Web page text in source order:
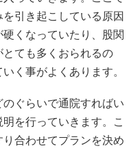
引き起こしている原因
くなっていたり、股関
ても多くおられるの
く事がよくあります。
ぐらいで通院すればい
を行っていきます。こ
合わせてプランを決め